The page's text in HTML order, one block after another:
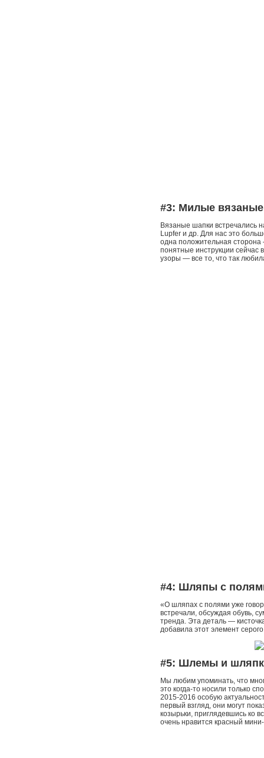
#3: Милые
Вязаные шапки встречались
Lupfer и др. Для нас это
одна положительная сторона
понятные инструкции сейчас
узоры — все то, что так
#4: Шляпы с
«О шляпах с полями уже
встречали, обсуждая обувь,
тренда. Эта деталь —
добавила этот элемент
#5: Шлемы и
Мы любим упоминать, что
это когда-то носили только
2015-2016 особую
первый взгляд, они могут
козырьки, приглядевшись ко
очень нравится красный